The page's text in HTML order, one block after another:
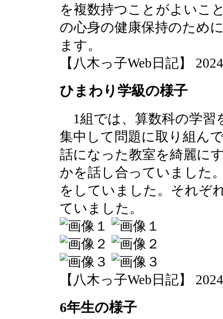
を複数持つことがよいこ
の心身の健康保持のため
ます。
【八木っ子Web日記】
ひまわり学級の様子
1組では、算数科の学習
集中して問題に取り組ん
話になった教室を綺麗に
かを話し合っていました
をしていました。それぞ
ていました。
【八木っ子Web日記】
6年生の様子